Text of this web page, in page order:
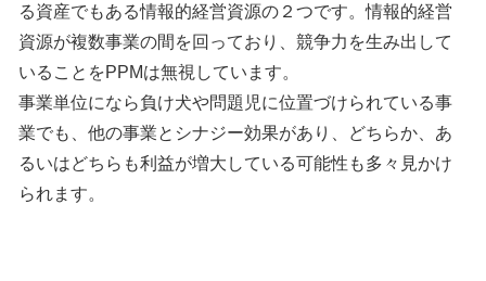
る資産でもある情報的経営資源の２つです。情報的経営
資源が複数事業の間を回っており、競争力を生み出して
いることをPPMは無視しています。
事業単位になら負け犬や問題児に位置づけられている事
業でも、他の事業とシナジー効果があり、どちらか、あ
るいはどちらも利益が増大している可能性も多々見かけ
られます。